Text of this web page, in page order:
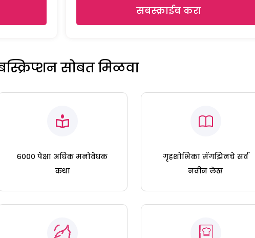
सबस्क्राईब करा
सोबत मिळवा
६००० पेक्षा अधिक मनोवेधक
कथा
गृहशोभिका मॅगझिनचे सर्व
नवीन लेख